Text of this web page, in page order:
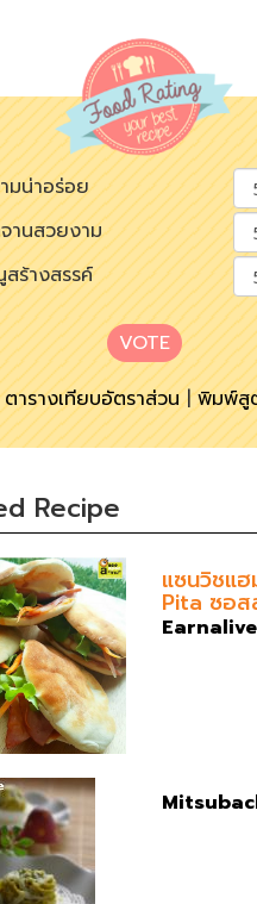
มน่าอร่อย
านสวยงาม
สร้างสรรค์
VOTE
ตารางเทียบอัตราส่วน|พิมพ์สู
Recipe
แซนวิชแ
Pita ซอส
Earnalive